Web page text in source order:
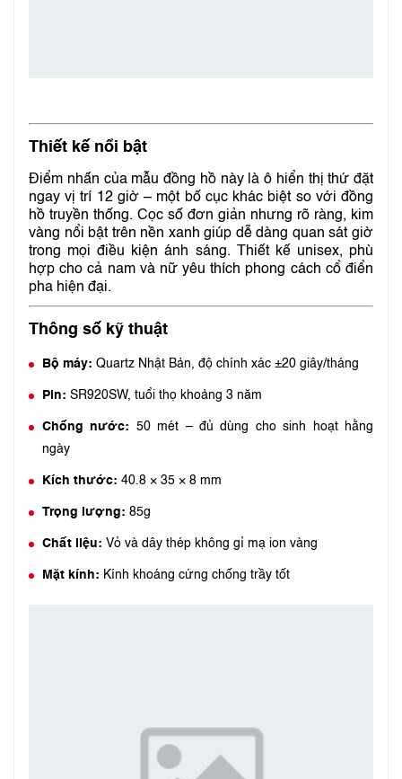
Thiết kế nổi bật
Điểm nhấn của mẫu đồng hồ này là ô hiển thị thứ đặt
ngay vị trí 12 giờ – một bố cục khác biệt so với đồng
hồ truyền thống. Cọc số đơn giản nhưng rõ ràng, kim
vàng nổi bật trên nền xanh giúp dễ dàng quan sát giờ
trong mọi điều kiện ánh sáng. Thiết kế unisex, phù
hợp cho cả nam và nữ yêu thích phong cách cổ điển
pha hiện đại.
Thông số kỹ thuật
Bộ máy: Quartz Nhật Bản, độ chính xác ±20 giây/tháng
Pin: SR920SW, tuổi thọ khoảng 3 năm
Chống nước:
50 mét – đủ dùng cho sinh hoạt hằng
ngày
Kích thước: 40.8 × 35 × 8 mm
Trọng lượng: 85g
Chất liệu: Vỏ và dây thép không gỉ mạ ion vàng
Mặt kính: Kính khoáng cứng chống trầy tốt